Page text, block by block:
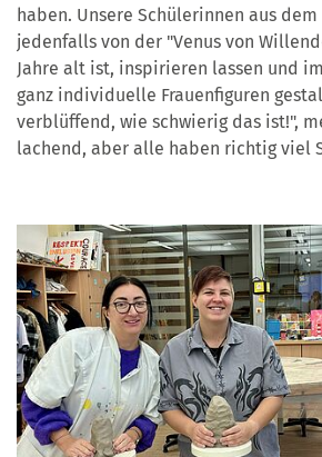
haben. Unsere Schülerinnen aus
jedenfalls von der "Venus von
Jahre alt ist, inspirieren lassen und
ganz individuelle Frauenfiguren
verblüffend, wie schwierig das ist!",
lachend, aber alle haben richtig viel